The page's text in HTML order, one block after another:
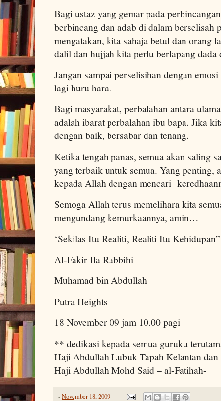
Bagi ustaz yang gemar pada
berbincang dan adab di dalam berselisah
mengatakan, kita sahaja betul dan orang
dalil dan hujjah kita perlu berlapang dada
Jangan sampai perselisihan dengan
lagi huru hara.
Bagi masyarakat, perbalahan antara
adalah ibarat perbalahan ibu bapa. Jika
dengan baik, bersabar dan tenang.
Ketika tengah panas, semua akan saling
yang terbaik untuk semua. Yang penting,
kepada Allah dengan mencari
Semoga Allah terus memelihara kita
mengundang kemurkaannya, amin…
‘Sekilas Itu Realiti, Realiti Itu Kehidupan”
Al-Fakir Ila Rabbihi
Muhamad bin Abdullah
Putra Heights
18 November 09 jam 10.00 pagi
** dedikasi kepada semua guruku
Haji Abdullah Lubuk Tapah Kelantan
Haji Abdullah Mohd Said – al-Fatihah-
-November 18, 2009